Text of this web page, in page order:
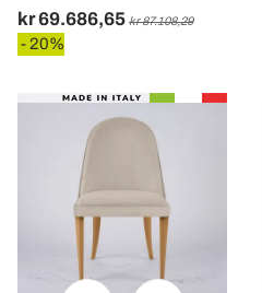
kr 69.686,65 kr 87.108,29
- 20%